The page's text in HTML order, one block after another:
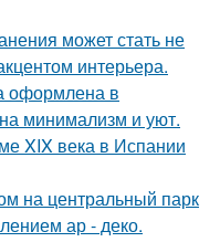
может стать не
интерьера.
оформлена в
минимализм и уют.
XIX века в Испании
на центральный парк
ар - деко.